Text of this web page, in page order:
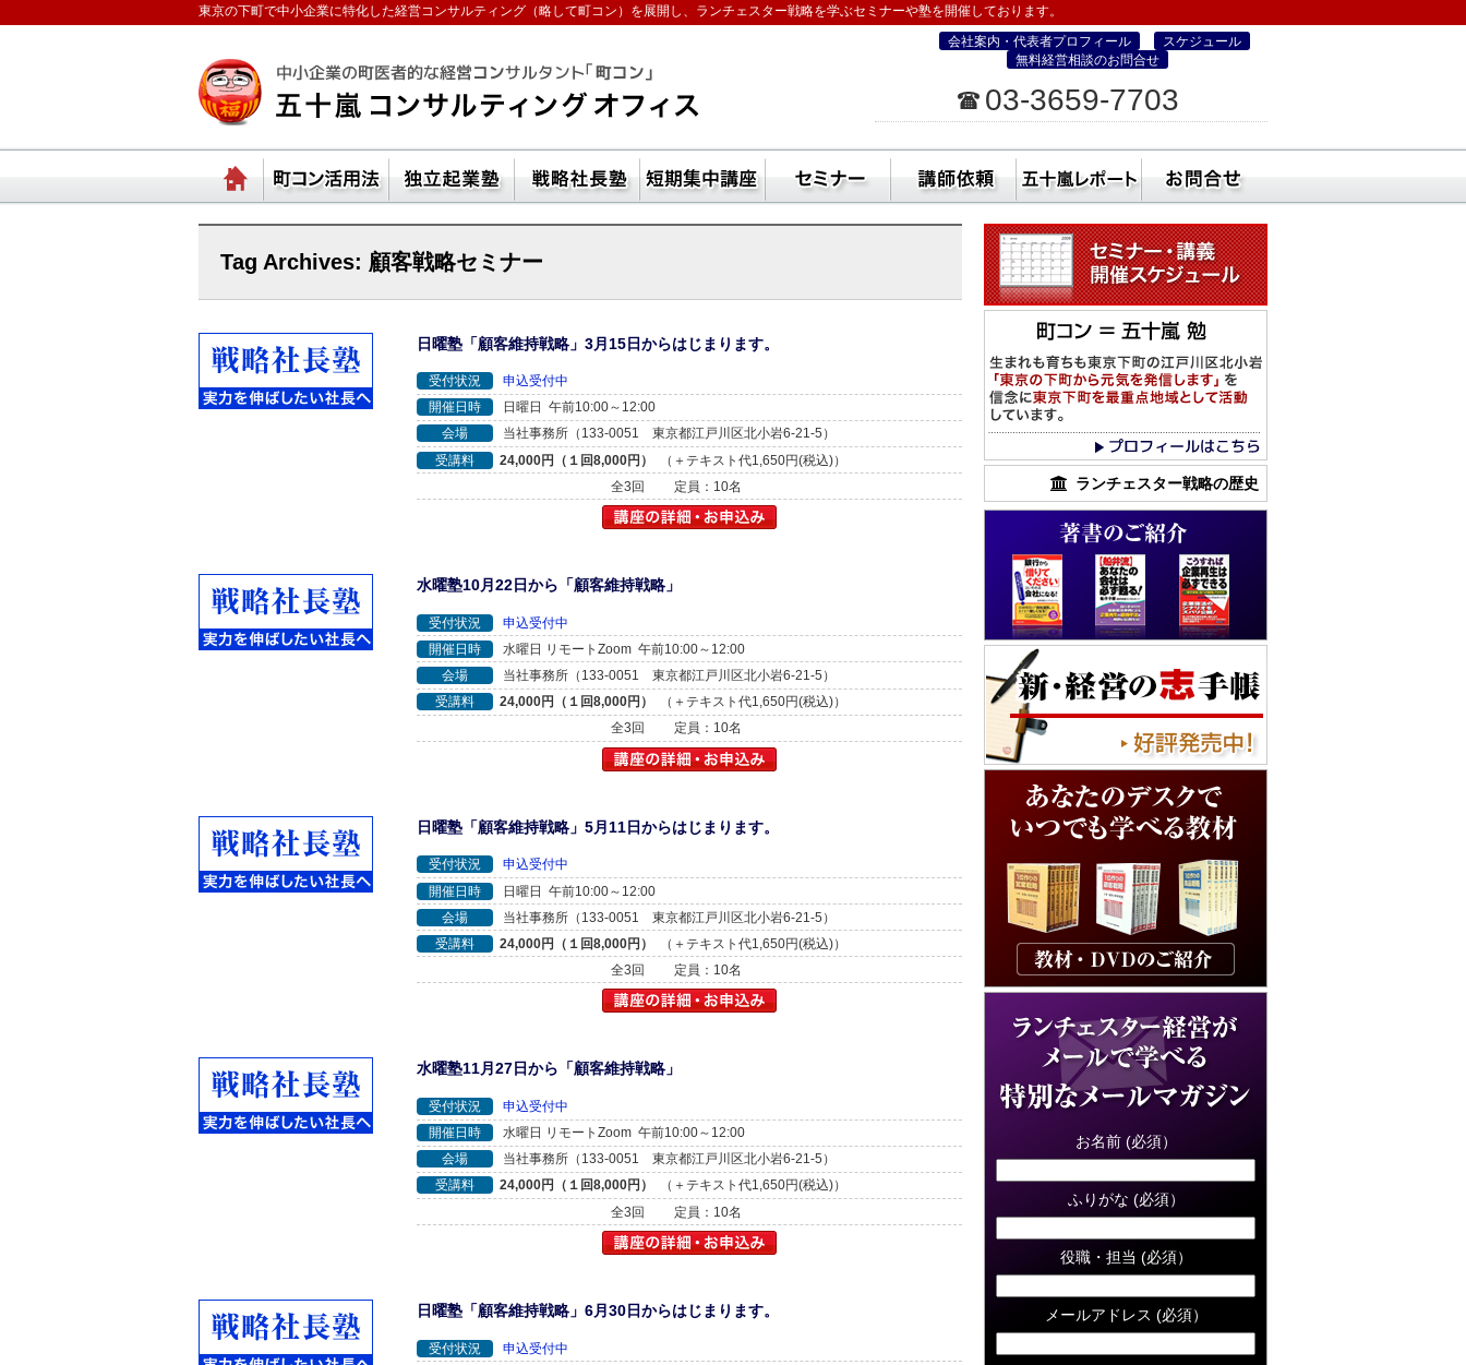
東京の下町で中小企業に特化した経営コンサルティング（略して町コン）を展開し、ランチェスター戦略を学ぶセミナーや塾を開催しております。
ランチェスターの法則を学ぶなら五十嵐コンサルティングオフィス
会社案内・代表者プロフィール
スケジュール
無料経営相談のお問合せ
03-3659-7703
ホーム 町コン活用方法 独立起業塾 戦略社長塾東京・（ランチェスター経営・町コン経営塾）
短期集中講座 セミナー 社員研修・講師依頼五十嵐レポート
Tag Archives: 顧客戦略セミナー
日曜塾「顧客維持戦略」3月15日からはじまります。
受付状況
申込受付中
開催日時
日曜日 午前10:00～12:00
会場
当社事務所（133-0051 東京都江戸川区北小岩6-21-5）
受講料
24,000円（１回8,000円）
（＋テキスト代1,650円(税込)）
全3回
定員：10名
水曜塾10月22日から「顧客維持戦略」
受付状況
申込受付中
開催日時
水曜日 リモートZoom 午前10:00～12:00
会場
当社事務所（133-0051 東京都江戸川区北小岩6-21-5）
受講料
24,000円（１回8,000円）
（＋テキスト代1,650円(税込)）
全3回
定員：10名
日曜塾「顧客維持戦略」5月11日からはじまります。
受付状況
申込受付中
開催日時
日曜日 午前10:00～12:00
会場
当社事務所（133-0051 東京都江戸川区北小岩6-21-5）
受講料
24,000円（１回8,000円）
（＋テキスト代1,650円(税込)）
全3回
定員：10名
水曜塾11月27日から「顧客維持戦略」
受付状況
申込受付中
開催日時
水曜日 リモートZoom 午前10:00～12:00
会場
当社事務所（133-0051 東京都江戸川区北小岩6-21-5）
受講料
24,000円（１回8,000円）
（＋テキスト代1,650円(税込)）
全3回
定員：10名
日曜塾「顧客維持戦略」6月30日からはじまります。
受付状況
申込受付中
ランチェスター戦略の歴史
お名前 (必須）
ふりがな (必須）
役職・担当 (必須）
メールアドレス (必須）